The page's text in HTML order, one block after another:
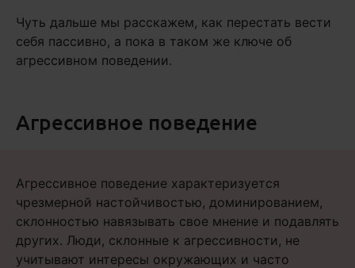
Чуть дальше мы расскажем, как перестать вести
себя пассивно, а пока в таком же ключе об
агрессивном поведении.
Агрессивное поведение
Агрессивное поведение характеризуется
чрезмерной настойчивостью, доминированием,
склонностью навязывать свое мнение и подавлять
других. Люди, склонные к агрессивности, не
учитывают интересы окружающих и часто